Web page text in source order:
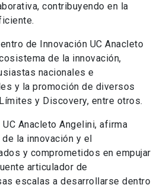
contribuyendo en la
de Innovación UC Anacleto
de la innovación,
nacionales e
y la promoción de diversos
y Discovery, entre otros.
Anacleto Angelini, afirma
la innovación y el
y comprometidos en empujar
articulador de
escalas a desarrollarse dentro